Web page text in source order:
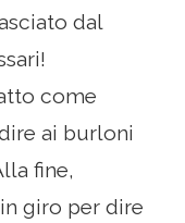
dal
come
ai burloni
fine,
giro per dire